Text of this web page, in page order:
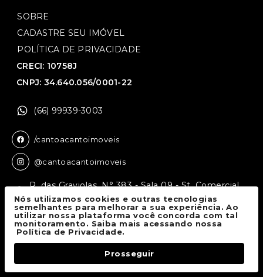
SOBRE
CADASTRE SEU IMÓVEL
POLÍTICA DE PRIVACIDADE
CRECI: 10758J
CNPJ: 34.640.056/0001-22
(66) 99939-3003
/cantoacantoimoveis
@cantoacantoimoveis
R. das Graviolas, N° 383 - Sala 09 - St. Comercial,
Sinop - MT, 78550-136
Canto a Canto Imóveis© 2026.
Todos os direitos reservados.
Nós utilizamos cookies e outras tecnologias
semelhantes para melhorar a sua experiência. Ao
utilizar nossa plataforma você concorda com tal
monitoramento. Saiba mais acessando nossa
Política de Privacidade.
Prosseguir